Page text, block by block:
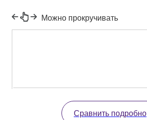
Можно прокручивать
Сравнить подробно